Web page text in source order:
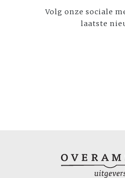
Volg onze sociale
laatste